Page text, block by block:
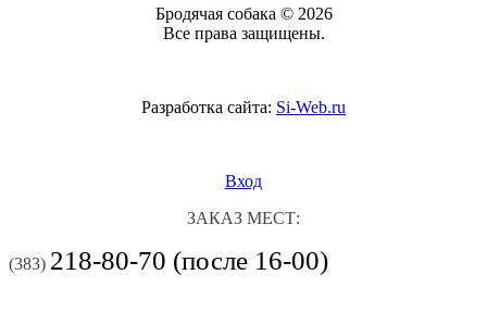
Бродячая собака © 2026
Все права защищены.
Разработка сайта: Si-Web.ru
Вход
ЗАКАЗ МЕСТ:
(383) 218-80-70 (после 16-00)